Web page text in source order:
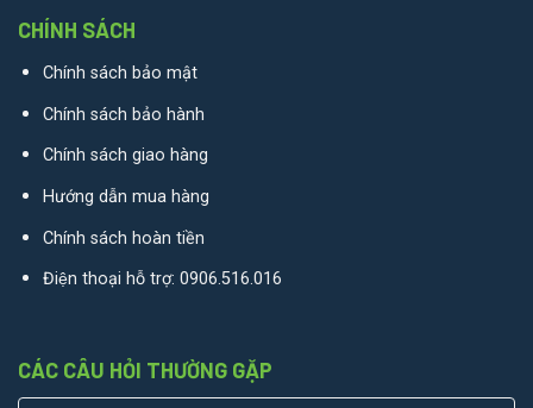
CHÍNH SÁCH
Chính sách bảo mật
Chính sách bảo hành
Chính sách giao hàng
Hướng dẫn mua hàng
Chính sách hoàn tiền
Điện thoại hỗ trợ: 0906.516.016
CÁC CÂU HỎI THƯỜNG GẶP